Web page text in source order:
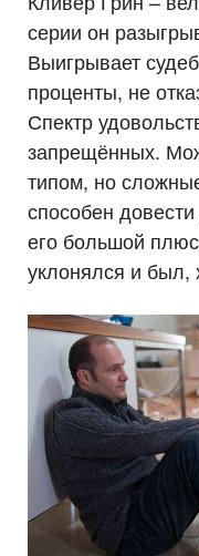
серии он
Выигрывает
проценты, не
Спектр
запрещённых.
типом, но
способен
его большой
уклонялся и был,